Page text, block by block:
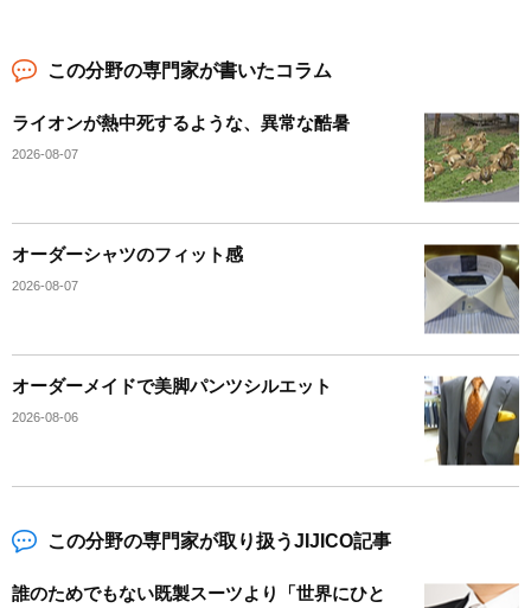
この分野の専門家が書いたコラム
ライオンが熱中死するような、異常な酷暑
2026-08-07
オーダーシャツのフィット感
2026-08-07
オーダーメイドで美脚パンツシルエット
2026-08-06
この分野の専門家が取り扱うJIJICO記事
誰のためでもない既製スーツより「世界にひと